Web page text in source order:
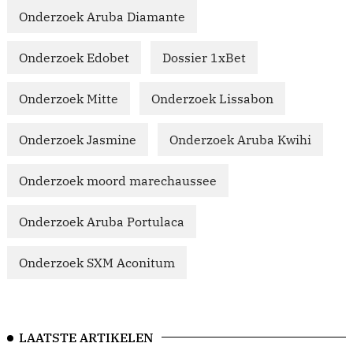
Onderzoek Aruba Diamante
Onderzoek Edobet Dossier 1xBet
Onderzoek Mitte Onderzoek Lissabon
Onderzoek Jasmine Onderzoek Aruba Kwihi
Onderzoek moord marechaussee
Onderzoek Aruba Portulaca
Onderzoek SXM Aconitum
LAATSTE ARTIKELEN